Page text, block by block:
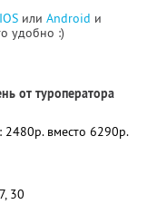
IOS или Android и
удобно :)
от туроператора
2480р. вместо 6290р.
30